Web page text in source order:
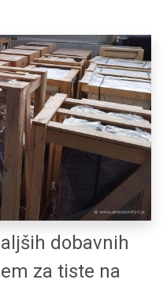
dobavnih
za tiste na